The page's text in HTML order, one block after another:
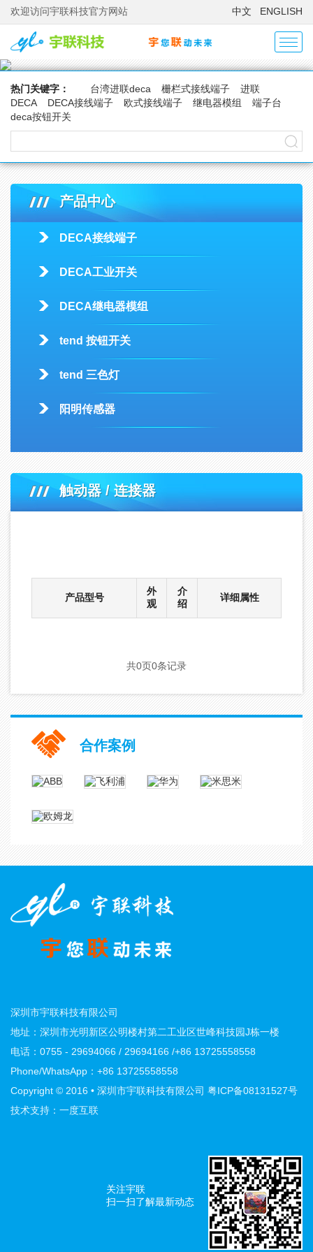
欢迎访问宇联科技官方网站 中文 ENGLISH
热门关键字： 台湾进联deca 栅栏式接线端子
进联
DECA
DECA接线端子 欧式接线端子 继电器模组
端子台
deca按钮开关
产品中心
DECA接线端子
DECA工业开关
DECA继电器模组
tend 按钮开关
tend 三色灯
阳明传感器
触动器 / 连接器
产品型号
外
观
介
绍
详细属性
共0页0条记录
合作案例
深圳市宇联科技有限公司
地址：深圳市光明新区公明楼村第二工业区世峰科技园J栋一楼
电话：0755 - 29694066 / 29694166 /+86 13725558558
Phone/WhatsApp：+86 13725558558
Copyright © 2016 • 深圳市宇联科技有限公司 粤ICP备08131527号
技术支持：一度互联
关注宇联
扫一扫了解最新动态